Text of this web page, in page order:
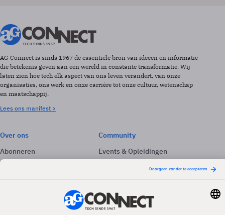
AG Connect is sinds 1967 de essentiële bron van ideeën en informatie
die betekenis geven aan een wereld in constante transformatie. Wij
laten zien hoe tech elk aspect van ons leven verandert, van onze
organisaties, ons werk en onze carrière tot onze cultuur, wetenschap
en maatschappij.
Lees ons manifest >
Over ons
Abonneren
Adverteren
Community
Events & Opleidingen
Nieuwsbrieven